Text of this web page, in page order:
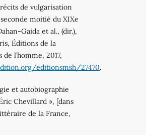
de vulgarisation
moitié du XIXe
Gaida et al., (dir.),
Éditions de la
l’homme, 2017,
editionsmsh/27470.
et autobiographie
Chevillard », [dans
de la France,